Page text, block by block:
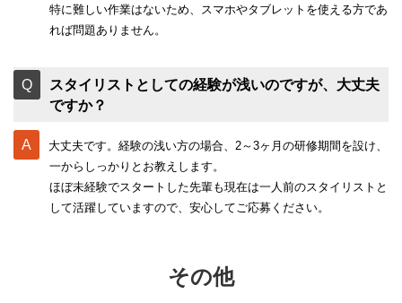
特に難しい作業はないため、スマホやタブレットを使える方であ
れば問題ありません。
スタイリストとしての経験が浅いのですが、大丈夫
ですか？
大丈夫です。経験の浅い方の場合、2～3ヶ月の研修期間を設け、
一からしっかりとお教えします。
ほぼ未経験でスタートした先輩も現在は一人前のスタイリストと
して活躍していますので、安心してご応募ください。
その他